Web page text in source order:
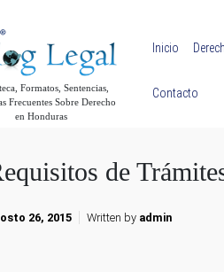
Formatos, Sentencias,
Frecuentes Sobre Derecho
en Honduras
Inicio
Contacto
de
26, 2015 Written by admin